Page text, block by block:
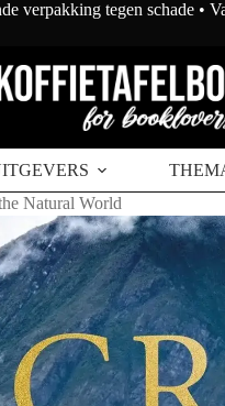
verpakking tegen schade •
Natural World